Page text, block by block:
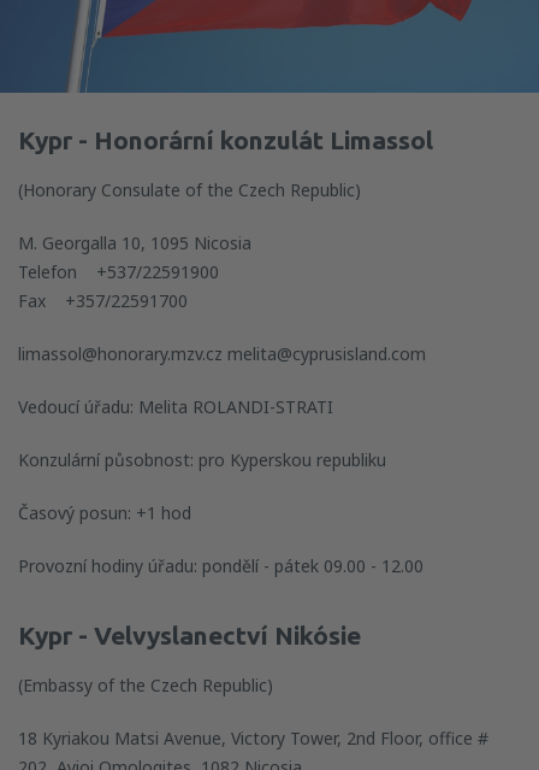
Kypr - Honorární konzulát Limassol
(Honorary Consulate of the Czech Republic)
M. Georgalla 10, 1095 Nicosia
Telefon +537/22591900
Fax +357/22591700
limassol@honorary.mzv.cz melita@cyprusisland.com
Vedoucí úřadu: Melita ROLANDI-STRATI
Konzulární působnost: pro Kyperskou republiku
Časový posun: +1 hod
Provozní hodiny úřadu: pondělí - pátek 09.00 - 12.00
Kypr - Velvyslanectví Nikósie
(Embassy of the Czech Republic)
18 Kyriakou Matsi Avenue, Victory Tower, 2nd Floor, office #